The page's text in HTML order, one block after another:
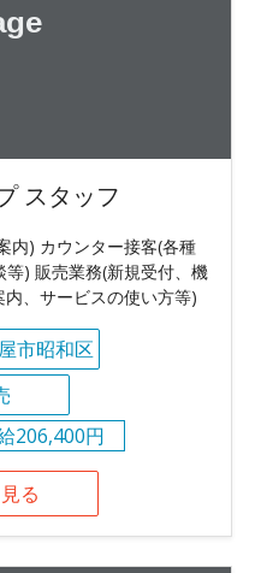
スタッフ
内) カウンター接客(各種
) 販売業務(新規受付、機
、サービスの使い方等)
市昭和区
206,400円
る